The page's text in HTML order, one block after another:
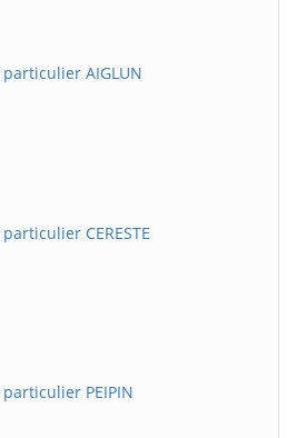
AIGLUN
CERESTE
PEIPIN